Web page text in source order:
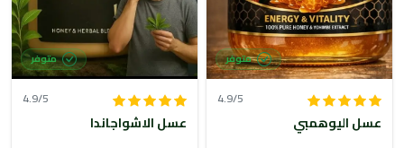
متوفر
4.9/5
عسل اليوهمبي
متوفر
4.9/5
عسل الاشواجاندا